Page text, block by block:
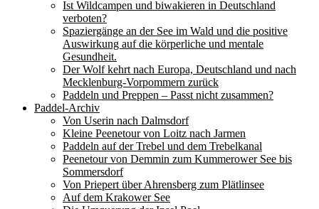
Ist Wildcampen und biwakieren in Deutschland
verboten?
Spaziergänge an der See im Wald und die positive
Auswirkung auf die körperliche und mentale
Gesundheit.
Der Wolf kehrt nach Europa, Deutschland und nach
Mecklenburg-Vorpommern zurück
Paddeln und Preppen – Passt nicht zusammen?
Paddel-Archiv
Von Userin nach Dalmsdorf
Kleine Peenetour von Loitz nach Jarmen
Paddeln auf der Trebel und dem Trebelkanal
Peenetour von Demmin zum Kummerower See bis
Sommersdorf
Von Priepert über Ahrensberg zum Plätlinsee
Auf dem Krakower See